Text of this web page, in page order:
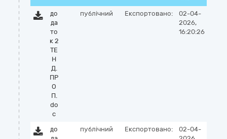
до
да
то
к 2
ТЕ
Н
Д.
ПР
О
П.
do
c
публічний Експортовано:
02-04-
2026,
16:20:26
до
публічний Експортовано:
02-04-